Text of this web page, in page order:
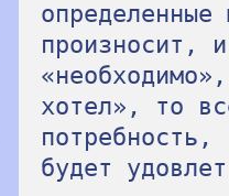
произносит,
хотел», то
будет